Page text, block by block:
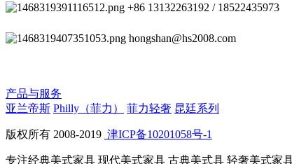
+86 13132263192 / 18522435973
hongshan@hs2008.com
产品与服务
亚兰帝斯 Philly（菲力） 菲力轻奢 昆廷系列
版权所有 2008-2019 津ICP备10201058号-1
专注经典美式家具 现代美式家具 古典美式具 轻奢美式家